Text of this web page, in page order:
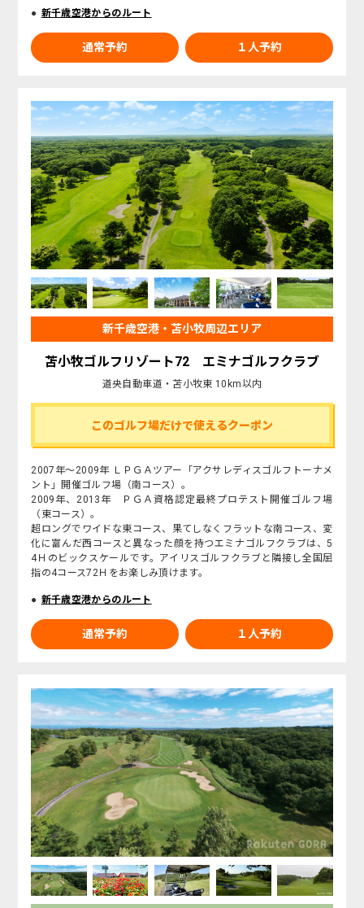
新千歳空港からのルート
通常予約 １人予約
新千歳空港・苫小牧周辺エリア
苫小牧ゴルフリゾート72 エミナゴルフクラブ
道央自動車道・苫小牧東 10km以内
このゴルフ場だけで使えるクーポン
2007年～2009年 ＬＰＧＡツアー「アクサレディスゴルフトーナメ
ント」開催ゴルフ場（南コース）。
2009年、2013年 ＰＧＡ資格認定最終プロテスト開催ゴルフ場
（東コース）。
超ロングでワイドな東コース、果てしなくフラットな南コース、変
化に富んだ西コースと異なった顔を持つエミナゴルフクラブは、5
4Ｈのビックスケールです。アイリスゴルフクラブと隣接し全国屈
指の4コース72Ｈをお楽しみ頂けます。
新千歳空港からのルート
通常予約 １人予約